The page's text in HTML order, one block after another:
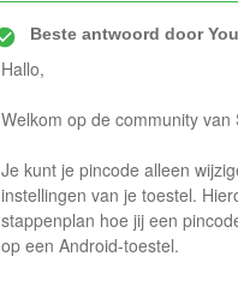
Beste antwoord door
Hallo,
Welkom op de community van
Je kunt je pincode alleen
instellingen van je toestel.
stappenplan hoe jij een
op een Android-toestel.